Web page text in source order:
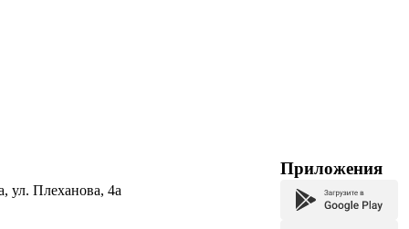
ул. Плеханова, 4а
Приложения